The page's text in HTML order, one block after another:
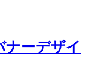
ナーデザイ